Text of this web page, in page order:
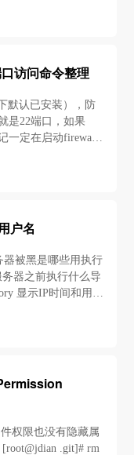
那么这些0就可以
访问命令整理
默认已安装），防
是22端口，如果
一定在启动firewall
22改成你的远程端
户名
被黑是哪些用执行
器之前执行什么导
显示IP时间和用户
g'`
权限也没有隐藏属
.git]# rm